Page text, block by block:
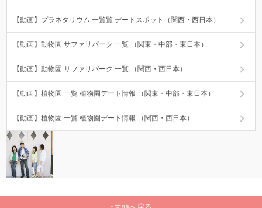
【動画】プラネタリウム 一覧覧 デートスポット（関西・西日本）
【動画】動物園 サファリパーク 一覧 （関東・中部・東日本）
【動画】動物園 サファリパーク 一覧 （関西・西日本）
【動画】植物園 一覧 植物園デート情報 （関東・中部・東日本）
【動画】植物園 一覧 植物園デート情報 （関西・西日本）